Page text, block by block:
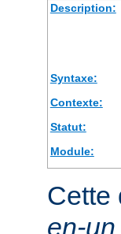
Description:
Syntaxe:
Contexte:
Statut:
Module:
Cette
en-un